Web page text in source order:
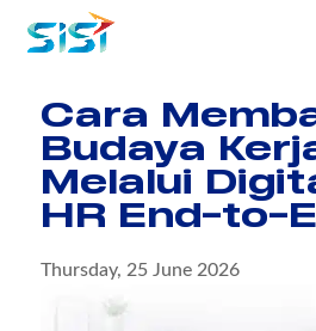
Cara
Budaya
Melalui
HR End-to-
Thursday, 25 June 2026